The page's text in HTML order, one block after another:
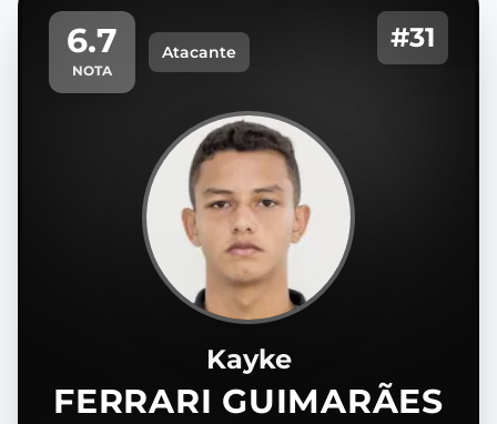
6.7
NOTA
Atacante #31
Kayke
FERRARI GUIMARÃES